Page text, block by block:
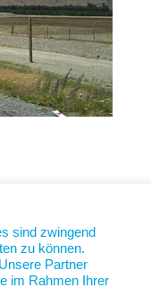
ein Fach,
sind zwingend
zu können.
Partner
im Rahmen Ihrer